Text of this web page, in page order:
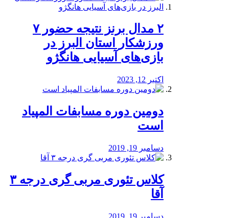
۲ مدال برنز نتیجه حضور ۷
ورزشکار استان البرز در
بازی‌های آسیایی هانگژو
اکتبر 12, 2023
دومین دوره مسابفات المپیاد
است
دسامبر 19, 2019
کلاس تئوری مربی گری درجه ۳
آقا
دسامبر 19, 2019